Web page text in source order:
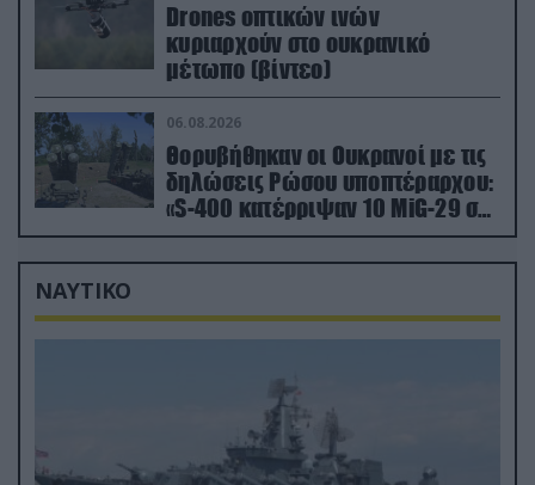
Drones οπτικών ινών
κυριαρχούν στο ουκρανικό
μέτωπο (βίντεο)
06.08.2026
Θορυβήθηκαν οι Ουκρανοί με τις
δηλώσεις Ρώσου υποπτέραρχου:
«S-400 κατέρριψαν 10 MiG-29 σε
μόλις μια μέρα!»
ΝΑΥΤΙΚΟ